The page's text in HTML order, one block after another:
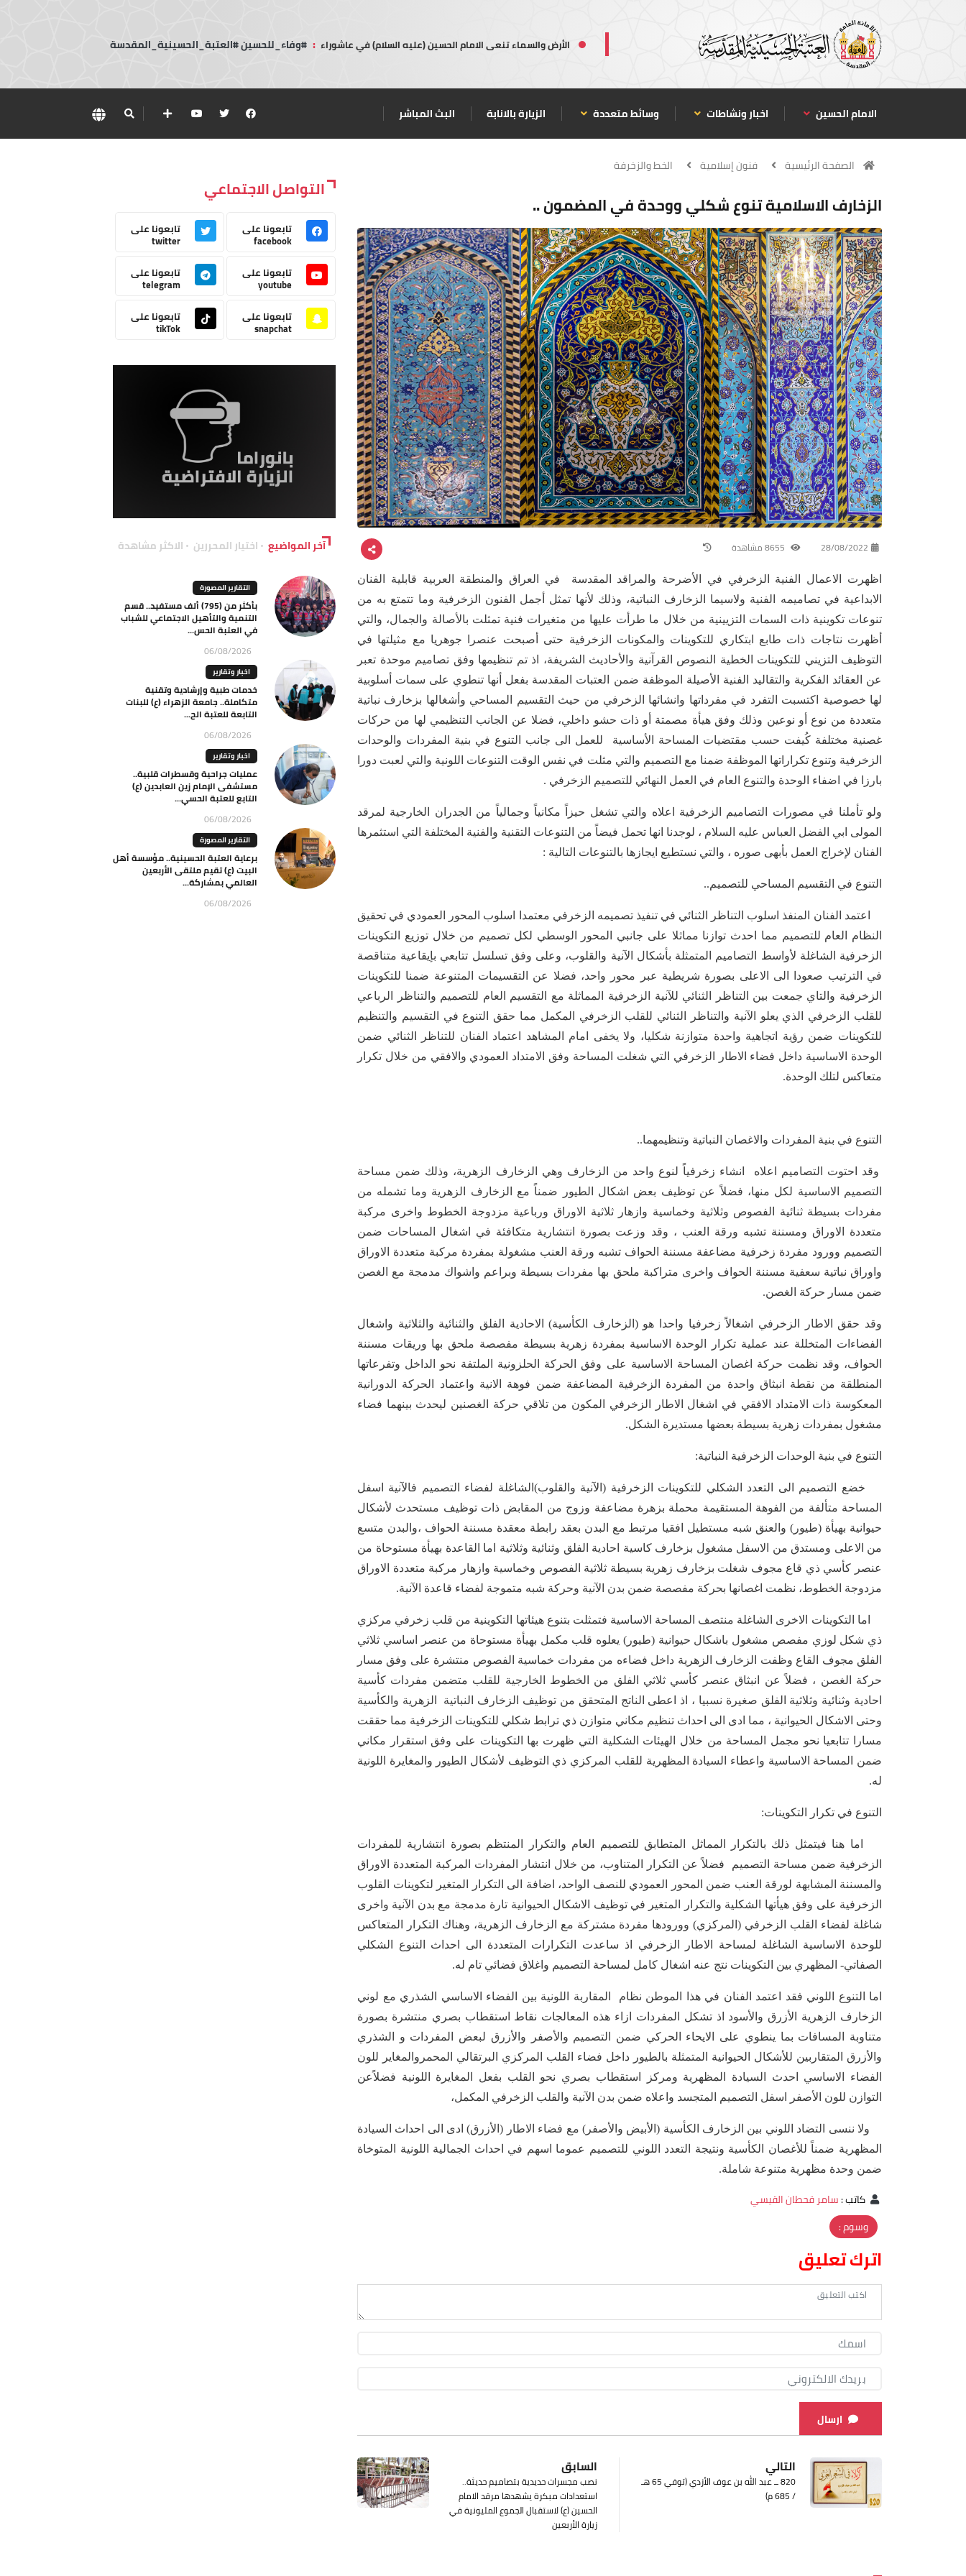
الأرض والسماء تنعى الامام الحسين (عليه السلام) في عاشوراء : #وفاء_للحسين #العتبة_الحسينية_المقدسة
الامام الحسين اخبار ونشاطات وسائط متعددة الزيارة بالانابة البث المباشر
الصفحة الرئيسية فنون إسلامية الخط والزخرفة
الزخارف الاسلامية تنوع شكلي ووحدة في المضمون ..
28/08/2022
اظهرت الاعمال الفنية الزخرفي في الأضرحة والمراقد المقدسة في العراق والمنطقة العربية قابلية الفنان
الابداعية في تصاميمه الفنية ولاسيما الزخارف النباتية، وذلك لأنها تمثل أجمل الفنون الزخرفية وما تتمتع به من
تنوعات تكوينية ذات السمات التزيينية من خلال ما طرأت عليها من متغيرات فنية تمثلت بالأصالة والجمال، والتي
أظهرت نتاجات ذات طابع ابتكاري للتكوينات والمكونات الزخرفية حتى أصبحت عنصرا جوهريا مع مثيلتها في
التوظيف التزيني للتكوينات الخطية النصوص القرآنية والأحاديث الشريفة، اذ تم تنظيمها وفق تصاميم موحدة تعبر
عن العقائد الفكرية والتقاليد الفنية الأصيلة الموظفة ضمن العتبات المقدسة بفعل أنها تنطوي على سمات أسلوبية
لها خصوصية اكتسبت التفرد في مفرداتها وانشائها الزخرفي من حيث التقسيم المساحي وأشغالها بزخارف نباتية
متعددة من نوع أو نوعين وذلك وفق هيأة مصمتة أو ذات حشو داخلي، فضلا عن الجانب التنظيمي لها من حركات
غصنية مختلفة كُيفت حسب مقتضيات المساحة الأساسية للعمل الى جانب التنوع في بنية المفردات والوحدات
الزخرفية وتنوع تكراراتها الموظفة ضمنا مع التصميم والتي مثلت في نفس الوقت التنوعات اللونية والتي لعبت دورا
بارزا في اضفاء الوحدة والتنوع العام في العمل النهائي للتصميم الزخرفي .
ولو تأملنا في مصورات التصاميم الزخرفية اعلاه والتي تشغل حيزاً مكانياً وجمالياً من الجدران الخارجية لمرقد
المولى ابي الفضل العباس عليه السلام ، لوجدنا انها تحمل فيضاً من التنوعات التقنية والفنية المختلفة التي استثمرها
الفنان لإخراج العمل بأبهى صوره ، والتي نستطيع ايجازها بالتنوعات التالية :
التنوع في التقسيم المساحي للتصميم..
اعتمد الفنان المنفذ اسلوب التناظر الثنائي في تنفيذ تصميمه الزخرفي معتمدا اسلوب المحور العمودي في تحقيق
النظام العام للتصميم مما احدث توازنا مماثلا على جانبي المحور الوسطي لكل تصميم من خلال توزيع التكوينات
الزخرفية الشاغلة لأواسط التصاميم المتمثلة بأشكال الآنية والقلوب، وعلى وفق تسلسل تتابعي بإيقاعية متناقصة
في الترتيب صعودا الى الاعلى بصورة شريطية عبر محور واحد، فضلا عن التقسيمات المتنوعة ضمنا للتكوينات
الزخرفية والتاي جمعت بين التناظر الثنائي للآنية الزخرفية المماثلة مع التقسيم العام للتصميم والتناظر الرباعي
للقلب الزخرفي الذي يعلو الآنية والتناظر الثنائي للقلب الزخرفي المكمل مما حقق التنوع في التقسيم والتنظيم
للتكوينات ضمن رؤية اتجاهية واحدة متوازنة شكليا، ولا يخفى امام المشاهد اعتماد الفنان للتناظر الثنائي ضمن
الوحدة الاساسية داخل فضاء الاطار الزخرفي التي شغلت المساحة وفق الامتداد العمودي والافقي من خلال تكرار
متعاكس لتلك الوحدة.
التنوع في بنية المفردات والاغصان النباتية وتنظيمهما..
وقد احتوت التصاميم اعلاه انشاء زخرفياً لنوع واحد من الزخارف وهي الزخارف الزهرية، وذلك ضمن مساحة
التصميم الاساسية لكل منها، فضلاً عن توظيف بعض اشكال الطيور ضمناً مع الزخارف الزهرية وما تشمله من
مفردات بسيطة ثنائية الفصوص وثلاثية وخماسية وازهار ثلاثية الاوراق ورباعية مزدوجة الخطوط واخرى مركبة
متعددة الاوراق ومسننة تشبه ورقة العنب ، وقد وزعت بصورة انتشارية متكافئة في اشغال المساحات ضمن
التصميم وورود مفردة زخرفية مضاعفة مسننة الحواف تشبه ورقة العنب مشغولة بمفردة مركبة متعددة الاوراق
واوراق نباتية سعفية مسننة الحواف واخرى متراكبة ملحق بها مفردات بسيطة وبراعم واشواك مدمجة مع الغصن
ضمن مسار حركة الغصن.
وقد حقق الاطار الزخرفي اشغالاً زخرفيا واحدا هو (الزخارف الكأسية) الاحادية الفلق والثنائية والثلاثية واشغال
الفضاءات المتخللة عند عملية تكرار الوحدة الاساسية بمفردة زهرية بسيطة مفصصة ملحق بها وريقات مسننة
الحواف، وقد نظمت حركة اغصان المساحة الاساسية على وفق الحركة الحلزونية الملتفة نحو الداخل وتفرعاتها
المنطلقة من نقطة انبثاق واحدة من المفردة الزخرفية المضاعفة ضمن فوهة الانية واعتماد الحركة الدورانية
المعكوسة ذات الامتداد الافقي في اشغال الاطار الزخرفي المكون من تلاقي حركة الغصنين ليحدث بينهما فضاء
مشغول بمفردات زهرية بسيطة بعضها مستديرة الشكل.
التنوع في بنية الوحدات الزخرفية النباتية:
خضع التصميم الى التعدد الشكلي للتكوينات الزخرفية (الآنية والقلوب)الشاغلة لفضاء التصميم فالآنية اسفل
المساحة متألفة من الفوهة المستقيمة محملة بزهرة مضاعفة وزوج من المقابض ذات توظيف مستحدث لأشكال
حيوانية بهيأة (طيور) والعنق شبه مستطيل افقيا مرتبط مع البدن بعقد رابطة معقدة مسننة الحواف ،والبدن متسع
من الاعلى ومستدق من الاسفل مشغول بزخارف كاسية احادية الفلق وثنائية وثلاثية اما القاعدة بهيأة مستوحاة من
عنصر كأسي ذي قاع مجوف شغلت بزخارف زهرية بسيطة ثلاثية الفصوص وخماسية وازهار مركبة متعددة الاوراق
مزدوجة الخطوط، نظمت اغصانها بحركة مفصصة ضمن بدن الآنية وحركة شبه متموجة لفضاء قاعدة الآنية.
اما التكوينات الاخرى الشاغلة منتصف المساحة الاساسية فتمثلت بتنوع هيئاتها التكوينية من قلب زخرفي مركزي
ذي شكل لوزي مفصص مشغول باشكال حيوانية (طيور) يعلوه قلب مكمل بهيأة مستوحاة من عنصر اساسي ثلاثي
الفلق مجوف القاع وظفت الزخارف الزهرية داخل فضاءه من مفردات خماسية الفصوص منتشرة على وفق مسار
حركة الغصن ، فضلاً عن انبثاق عنصر كأسي ثلاثي الفلق من الخطوط الخارجية للقلب متضمن مفردات كأسية
احادية وثنائية وثلاثية الفلق صغيرة نسبيا ، اذ اعطى الناتج المتحقق من توظيف الزخارف النباتية الزهرية والكأسية
وحتى الاشكال الحيوانية ، مما ادى الى احداث تنظيم مكاني متوازن ذي ترابط شكلي للتكوينات الزخرفية مما حققت
مسارا تتابعيا نحو مجمل المساحة من خلال الهيئات الشكلية التي ظهرت بها التكوينات على وفق استقرار مكاني
ضمن المساحة الاساسية واعطاء السيادة المظهرية للقلب المركزي ذي التوظيف لأشكال الطيور والمغايرة اللونية
له.
التنوع في تكرار التكوينات:
اما هنا فيتمثل ذلك بالتكرار المماثل المتطابق للتصميم العام والتكرار المنتظم بصورة انتشارية للمفردات
الزخرفية ضمن مساحة التصميم فضلاً عن التكرار المتناوب، من خلال انتشار المفردات المركبة المتعددة الاوراق
والمسننة المشابهة لورقة العنب ضمن المحور العمودي للنصف الواحد، اضافة الى التكرار المتغير لتكوينات القلوب
الزخرفية على وفق هيأتها الشكلية والتكرار المتغير في توظيف الاشكال الحيوانية تارة مدمجة مع بدن الآنية واخرى
شاغلة لفضاء القلب الزخرفي (المركزي) وورودها مفردة مشتركة مع الزخارف الزهرية، وهناك التكرار المتعاكس
للوحدة الاساسية الشاغلة لمساحة الاطار الزخرفي اذ ساعدت التكرارات المتعددة الى احداث التنوع الشكلي
الصفاتي- المظهري بين التكوينات نتج عنه اشغال كامل لمساحة التصميم واغلاق فضائي تام له.
اما التنوع اللوني فقد اعتمد الفنان في هذا الموطن نظام المقاربة اللونية بين الفضاء الاساسي الشذري مع لوني
الزخارف الزهرية الأزرق والأسود اذ تشكل المفردات ازاء هذه المعالجات نقاط استقطاب بصري منتشرة بصورة
متناوبة المسافات بما ينطوي على الايحاء الحركي ضمن التصميم والأصفر والأزرق لبعض المفردات و الشذري
والأزرق المتقاربين للأشكال الحيوانية المتمثلة بالطيور داخل فضاء القلب المركزي البرتقالي المحمروالمغاير للون
الفضاء الاساسي احدث السيادة المظهرية ومركز استقطاب بصري نحو القلب بفعل المغايرة اللونية فضلاًعن
التوازن للون الأصفر اسفل التصميم المتجسد واعلاه ضمن بدن الآنية والقلب الزخرفي المكمل،
ولا ننسى التضاد اللوني بين الزخارف الكأسية (الأبيض والأصفر) مع فضاء الاطار (الأزرق) ادى الى احداث السيادة
المظهرية ضمناً للأغصان الكأسية ونتيجة التعدد اللوني للتصميم عموما اسهم في احداث الجمالية اللونية المتوخاة
ضمن وحدة مظهرية متنوعة شاملة.
كاتب:سامر قحطان القيسي
وسوم :
اترك تعليق
ارسال
السابق
نصب مجسرات حديدية بتصاميم حديثة..
استعدادات مبكرة يشهدها مرقد الامام
الحسين (ع) لاستقبال الجموع المليونية في
زيارة الأربعين
التالي
820 ــ عبد الله بن عوف الأزدي (توفي 65 هـ
/ 685 م)
التواصل الاجتماعي
تابعونا على
facebook
تابعونا على
twitter
تابعونا على
youtube
تابعونا على
telegram
تابعونا على
snapchat
تابعونا على
tikTok
آخر المواضيع اختيار المحررين الاكثر مشاهدة
التقارير المصورة
بأكثر من (795) ألف مستفيد.. قسم
التنمية والتأهيل الاجتماعي للشباب
في العتبة الحس...
06/08/2026
اخبار وتقارير
خدمات طبية وإرشادية وتقنية
متكاملة.. جامعة الزهراء (ع) للبنات
التابعة للعتبة الح...
06/08/2026
اخبار وتقارير
عمليات جراحية وقسطرات قلبية..
مستشفى الإمام زين العابدين (ع)
التابع للعتبة الحسي...
06/08/2026
التقارير المصورة
برعاية العتبة الحسينية.. مؤسسة أهل
البيت (ع) تقيم ملتقى الأربعين
العالمي بمشاركة...
06/08/2026